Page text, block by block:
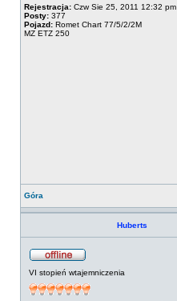
Rejestracja: Czw Sie 25, 2011 12:32 pm
Posty: 377
Pojazd: Romet Chart 77/5/2/2M
MZ ETZ 250
Góra
Huberts
VI stopień wtajemniczenia